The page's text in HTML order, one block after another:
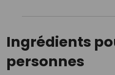
Ingrédients
personnes